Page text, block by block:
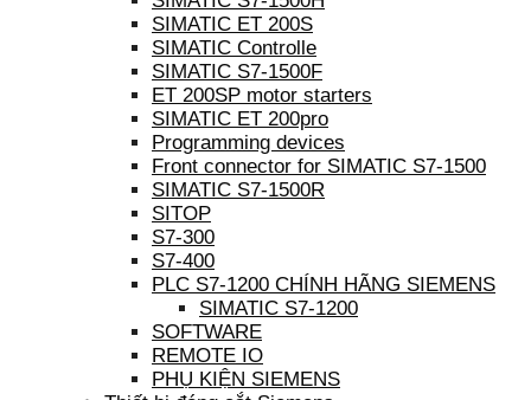
SIMATIC ET 200S
SIMATIC Controlle
SIMATIC S7-1500F
ET 200SP motor starters
SIMATIC ET 200pro
Programming devices
Front connector for SIMATIC S7-1500
SIMATIC S7-1500R
SITOP
S7-300
S7-400
PLC S7-1200 CHÍNH HÃNG SIEMENS
SIMATIC S7-1200
SOFTWARE
REMOTE IO
PHỤ KIỆN SIEMENS